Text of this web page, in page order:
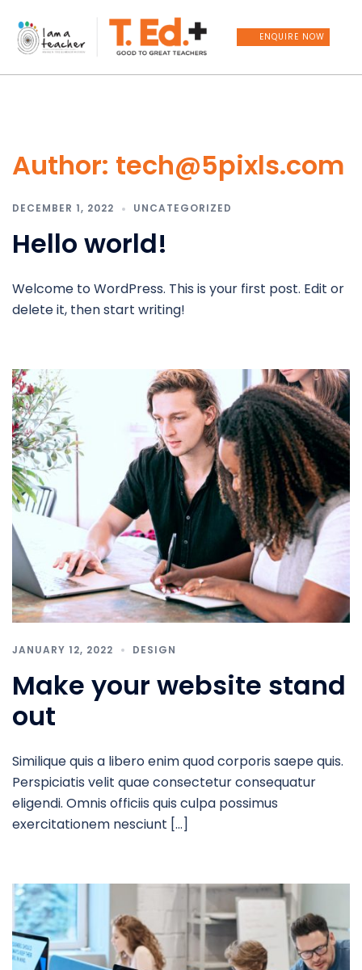
content
ENQUIRE NOW
Author: tech@5pixls.com
DECEMBER 1, 2022 UNCATEGORIZED
Hello world!
Welcome to WordPress. This is your first post. Edit or
delete it, then start writing!
JANUARY 12, 2022 DESIGN
Make your website stand
out
Similique quis a libero enim quod corporis saepe quis.
Perspiciatis velit quae consectetur consequatur
eligendi. Omnis officiis quis culpa possimus
exercitationem nesciunt […]